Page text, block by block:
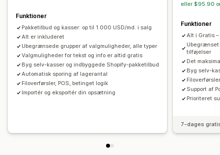
Lager
Skjul, hvis ikke på lager
SKU-administration
Lagertilgængelighed Visning af lagervarer
Automatiske opdateringer
Procentrabatter
Tilpassede priser
Funktioner
Pakketilbud og kasser: op til 1.000 USD/md. i salg
Alt er inkluderet
Ubegrænsede grupper af valgmuligheder, alle typer
Valgmuligheder for tekst og info er altid gratis
Byg selv-kasser og indbyggede Shopify-pakketilbud
Automatisk sporing af lagerantal
Filoverførsler, POS, betinget logik
Importér og eksportér din opsætning
eller $95.90
Funktioner
Alt i Gratis
Ubegrænset
tilføjelser
Det
Byg selv-
Support af
Prioriteret
7-dages